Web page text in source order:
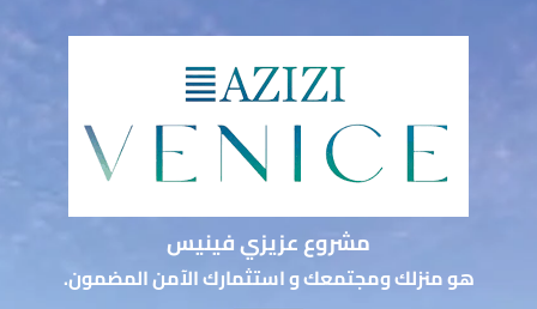
مشروع عزيزي فينيس
هو منزلك ومجتمعك و استثمارك​ الآمن المضمون.